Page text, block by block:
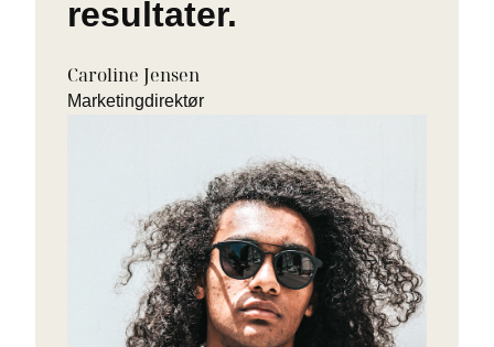
resultater.
Caroline Jensen
Marketingdirektør